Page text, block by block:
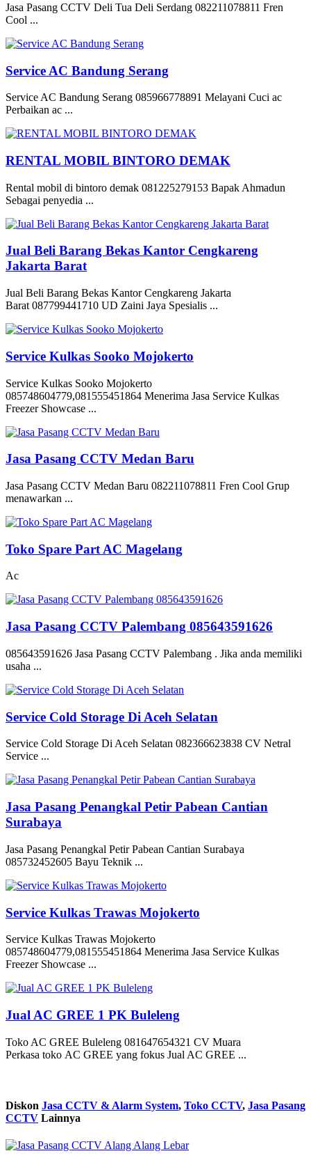
Jasa Pasang CCTV Deli Tua Deli Serdang 082211078811 Fren
Cool ...
Service AC Bandung Serang
Service AC Bandung Serang 085966778891 Melayani Cuci ac
Perbaikan ac ...
RENTAL MOBIL BINTORO DEMAK
Rental mobil di bintoro demak 081225279153 Bapak Ahmadun
Sebagai penyedia ...
Jual Beli Barang Bekas Kantor Cengkareng
Jakarta Barat
Jual Beli Barang Bekas Kantor Cengkareng Jakarta
Barat 087799441710 UD Zaini Jaya Spesialis ...
Service Kulkas Sooko Mojokerto
Service Kulkas Sooko Mojokerto
085748604779,081555451864 Menerima Jasa Service Kulkas
Freezer Showcase ...
Jasa Pasang CCTV Medan Baru
Jasa Pasang CCTV Medan Baru 082211078811 Fren Cool Grup
menawarkan ...
Toko Spare Part AC Magelang
Ac
Jasa Pasang CCTV Palembang 085643591626
085643591626 Jasa Pasang CCTV Palembang . Jika anda memiliki
usaha ...
Service Cold Storage Di Aceh Selatan
Service Cold Storage Di Aceh Selatan 082366623838 CV Netral
Service ...
Jasa Pasang Penangkal Petir Pabean Cantian
Surabaya
Jasa Pasang Penangkal Petir Pabean Cantian Surabaya
085732452605 Bayu Teknik ...
Service Kulkas Trawas Mojokerto
Service Kulkas Trawas Mojokerto
085748604779,081555451864 Menerima Jasa Service Kulkas
Freezer Showcase ...
Jual AC GREE 1 PK Buleleng
Toko AC GREE Buleleng 081647654321 CV Muara
Perkasa toko AC GREE yang fokus Jual AC GREE ...
Diskon Jasa CCTV & Alarm System, Toko CCTV, Jasa Pasang
CCTV Lainnya